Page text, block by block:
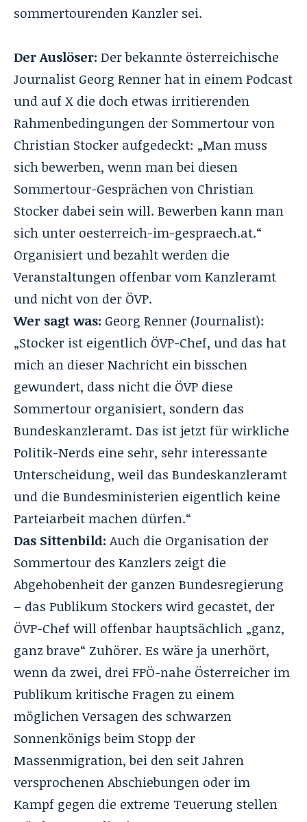
sommertourenden Kanzler sei.
Der Auslöser: Der bekannte österreichische
Journalist Georg Renner hat in einemPodcast
und auf X die doch etwas irritierenden
Rahmenbedingungen der Sommertour von
Christian Stocker aufgedeckt: „Man muss
sich bewerben, wenn man bei diesen
Sommertour-Gesprächen von Christian
Stocker dabei sein will. Bewerben kann man
sich unter oesterreich-im-gespraech.at.“
Organisiert und bezahlt werden die
Veranstaltungen offenbar vom Kanzleramt
und nicht von der ÖVP.
Wer sagt was: Georg Renner (Journalist):
„Stocker ist eigentlich ÖVP-Chef, und das hat
mich an dieser Nachricht ein bisschen
gewundert, dass nicht die ÖVP diese
Sommertour organisiert, sondern das
Bundeskanzleramt. Das ist jetzt für wirkliche
Politik-Nerds eine sehr, sehr interessante
Unterscheidung, weil das Bundeskanzleramt
und die Bundesministerien eigentlich keine
Parteiarbeit machen dürfen.“
Das Sittenbild: Auch die Organisation der
Sommertour des Kanzlers zeigt die
Abgehobenheit der ganzen Bundesregierung
– das Publikum Stockers wird gecastet, der
ÖVP-Chef will offenbar hauptsächlich „ganz,
ganz brave“ Zuhörer. Es wäre ja unerhört,
wenn da zwei, drei FPÖ-nahe Österreicher im
Publikum kritische Fragen zu einem
möglichen Versagen des schwarzen
Sonnenkönigs beim Stopp der
Massenmigration, bei den seit Jahren
versprochenen Abschiebungen oder im
Kampf gegen die extreme Teuerung stellen